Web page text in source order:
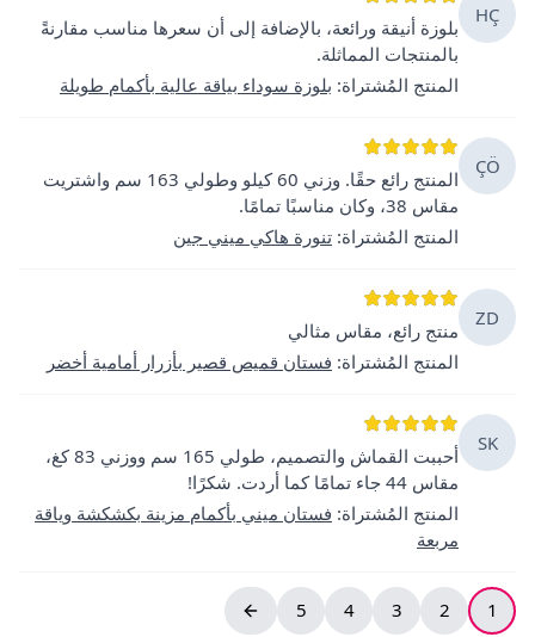
HÇ
بلوزة أنيقة ورائعة، بالإضافة إلى أن سعرها مناسب مقارنةً
بالمنتجات المماثلة.
المنتج المُشتراة: بلوزة سوداء بياقة عالية بأكمام طويلة
ÇÖ
المنتج رائع حقًا. وزني 60 كيلو وطولي 163 سم واشتريت
مقاس 38، وكان مناسبًا تمامًا.
المنتج المُشتراة: تنورة هاكي ميني جين
ZD
منتج رائع، مقاس مثالي
المنتج المُشتراة: فستان قميص قصير بأزرار أمامية أخضر
SK
أحببت القماش والتصميم، طولي 165 سم ووزني 83 كغ،
مقاس 44 جاء تمامًا كما أردت. شكرًا!
المنتج المُشتراة: فستان ميني بأكمام مزينة بكشكشة وياقة
مربعة
1
2
3
4
5